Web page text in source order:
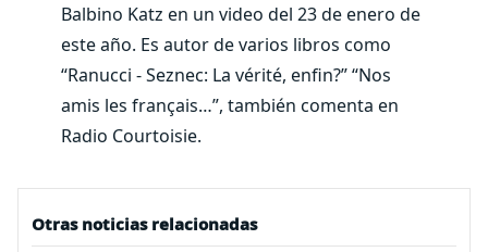
Balbino Katz en un video del 23 de enero de
este año. Es autor de varios libros como
“Ranucci - Seznec: La vérité, enfin?” “Nos
amis les français…”, también comenta en
Radio Courtoisie.
Otras noticias relacionadas